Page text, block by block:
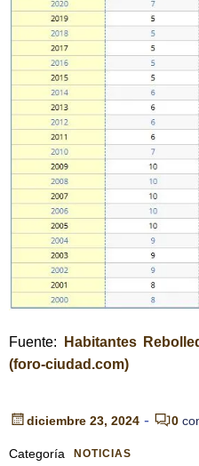
Fuente:
Habitantes
(foro-ciudad.com)
diciembre 23, 2024 - 0
Categoría NOTICIAS